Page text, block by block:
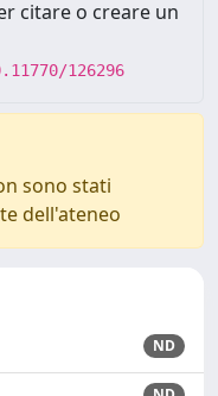
citare o creare un
126296
sono stati
dell'ateneo
ND